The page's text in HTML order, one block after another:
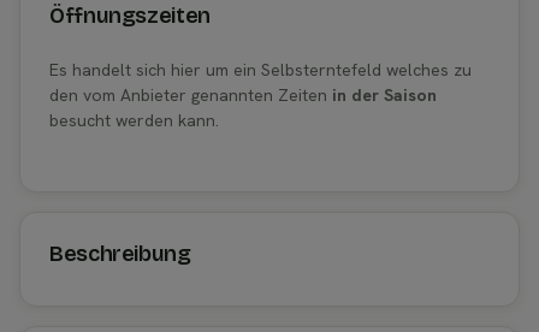
Öffnungszeiten
Es handelt sich hier um ein Selbsterntefeld welches zu
den vom Anbieter genannten Zeiten in der Saison
besucht werden kann.
Beschreibung